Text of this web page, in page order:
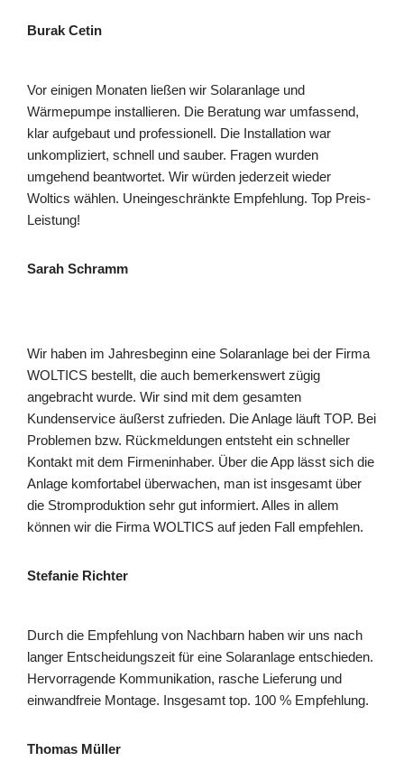
Burak Cetin
Vor einigen Monaten ließen wir Solaranlage und
Wärmepumpe installieren. Die Beratung war umfassend,
klar aufgebaut und professionell. Die Installation war
unkompliziert, schnell und sauber. Fragen wurden
umgehend beantwortet. Wir würden jederzeit wieder
Woltics wählen. Uneingeschränkte Empfehlung. Top Preis-
Leistung!
Sarah Schramm
Wir haben im Jahresbeginn eine Solaranlage bei der Firma
WOLTICS bestellt, die auch bemerkenswert zügig
angebracht wurde. Wir sind mit dem gesamten
Kundenservice äußerst zufrieden. Die Anlage läuft TOP. Bei
Problemen bzw. Rückmeldungen entsteht ein schneller
Kontakt mit dem Firmeninhaber. Über die App lässt sich die
Anlage komfortabel überwachen, man ist insgesamt über
die Stromproduktion sehr gut informiert. Alles in allem
können wir die Firma WOLTICS auf jeden Fall empfehlen.
Stefanie Richter
Durch die Empfehlung von Nachbarn haben wir uns nach
langer Entscheidungszeit für eine Solaranlage entschieden.
Hervorragende Kommunikation, rasche Lieferung und
einwandfreie Montage. Insgesamt top. 100 % Empfehlung.
Thomas Müller